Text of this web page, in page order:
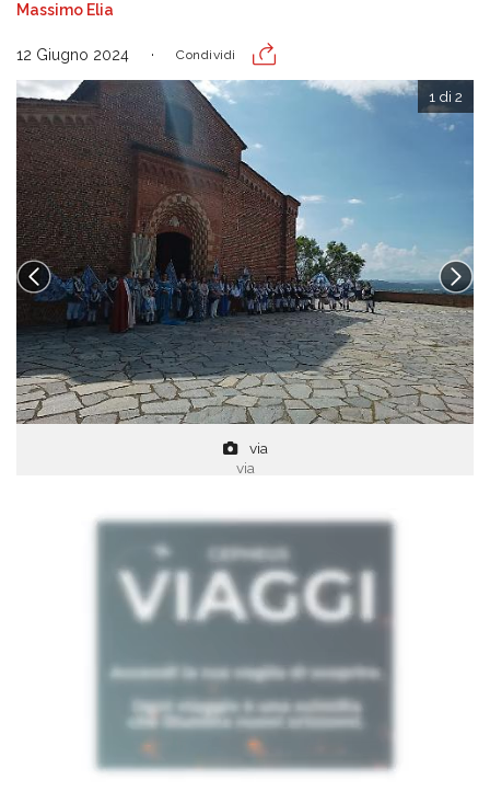
Massimo Elia
12 Giugno 2024 Condividi
via
via
1 di 2